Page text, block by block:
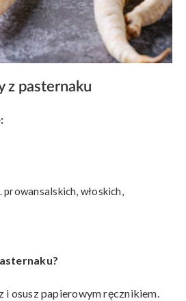
z pasternaku
prowansalskich, włoskich,
i osusz papierowym ręcznikiem.